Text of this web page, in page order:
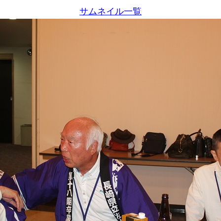
サムネイル一覧